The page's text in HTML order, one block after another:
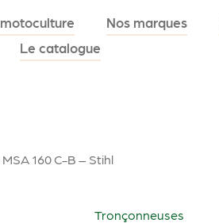
Nos marques
Le catalogue
160 C-B – Stihl
Tronçonneuses